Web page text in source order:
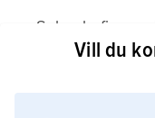
Solen befinner
himlen, om
Vill du